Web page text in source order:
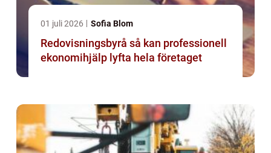
01 juli 2026 Sofia Blom
Redovisningsbyrå så kan professionell
ekonomihjälp lyfta hela företaget